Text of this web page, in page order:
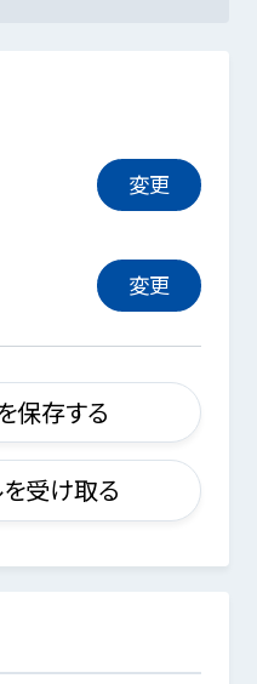
変更
変更
保存する
受け取る